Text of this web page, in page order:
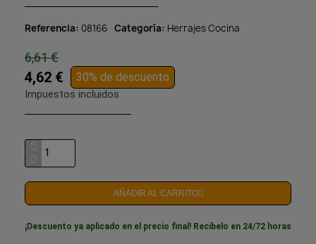
Referencia 08166 Categoría Herrajes Cocina
6,61 €
4,62 € 30% de descuento
Impuestos incluidos
AÑADIR AL CARRITO
¡Descuento ya aplicado en el precio final! Recíbelo en 24/72 horas